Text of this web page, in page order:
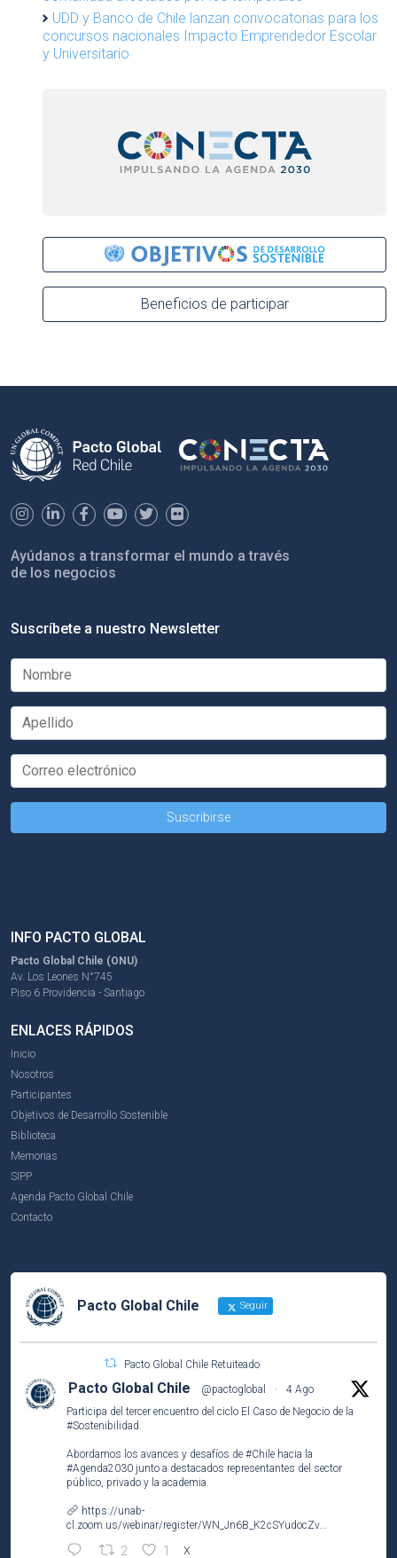
UDD y Banco de Chile lanzan convocatorias para los
concursos nacionales Impacto Emprendedor Escolar
y Universitario
Beneficios de participar
Ayúdanos a transformar el mundo a través
de los negocios
Suscríbete a nuestro Newsletter
INFO PACTO GLOBAL
Pacto Global Chile (ONU)
Av. Los Leones N°745
Piso 6 Providencia - Santiago
ENLACES RÁPIDOS
Inicio
Nosotros
Participantes
Objetivos de Desarrollo Sostenible
Biblioteca
Memorias
SIPP
Agenda Pacto Global Chile
Contacto
Pacto Global Chile Seguir
Pacto Global Chile Retuiteado
Pacto Global Chile @pactoglobal ·
4 Ago
Participa del tercer encuentro del ciclo El Caso de Negocio de la
#Sostenibilidad
Abordamos los avances y desafíos de #Chile hacia la
#Agenda2030 junto a destacados representantes del sector
público, privado y la academia.
https://unab-
cl.zoom.us/webinar/register/WN_Jn6B_K2cSYudocZv...
2 1 X